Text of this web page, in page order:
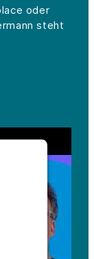
oder
steht